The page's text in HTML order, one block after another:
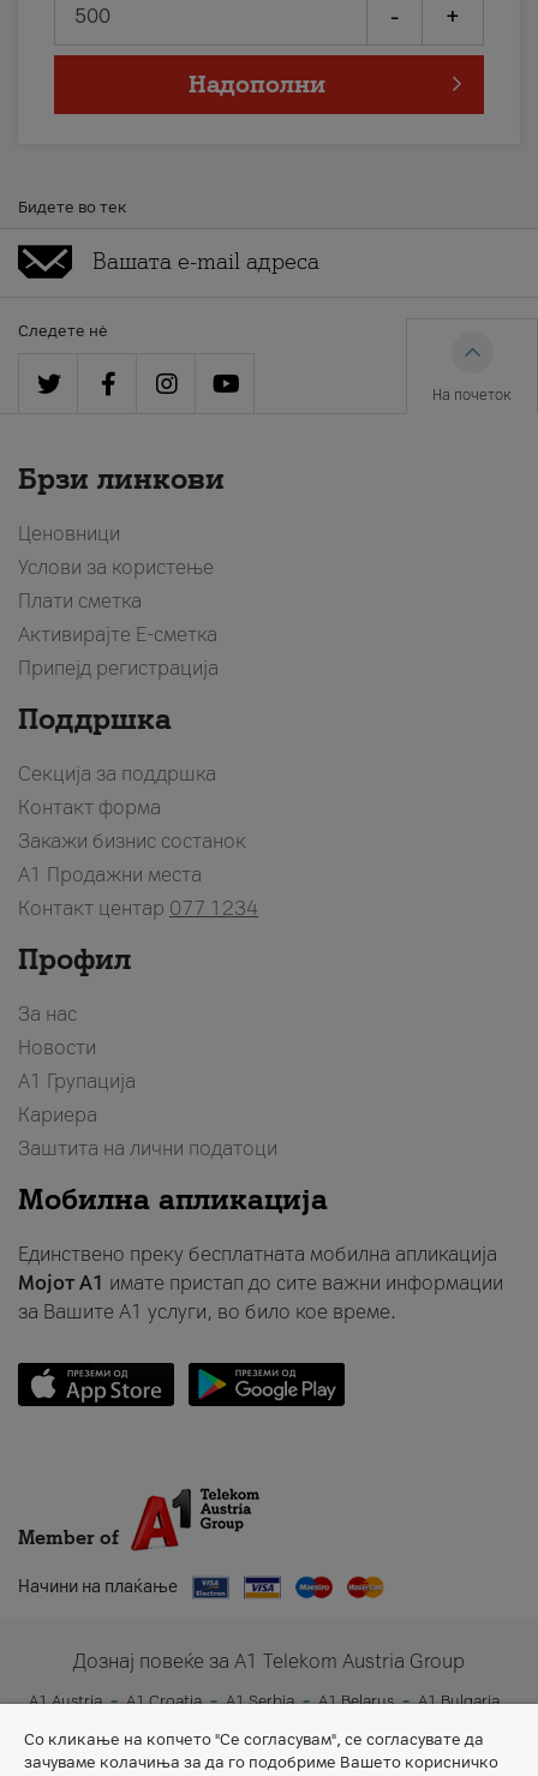
- +
Надополни
Бидете во тек
Следете нè
На почеток
Брзи линкови
Ценовници
Услови за користење
Плати сметка
Активирајте Е-сметка
Припејд регистрација
Поддршка
Секција за поддршка
Контакт форма
Закажи бизнис состанок
A1 Продажни места
Контакт центар 077 1234
Профил
За нас
Новости
А1 Групација
Кариера
Заштита на лични податоци
Мобилна апликација
Единствено преку бесплатната мобилна апликација
Мојот A1 имате пристап до сите важни информации
за Вашите A1 услуги, во било кое време.
Member of
Начини на плаќање
Дознај повеќе за A1 Telekom Austria Group
A1 Austria A1 Croatia A1 Serbia A1 Belarus
A1 Bulgaria
A1 Slovenia
A1 Digital
Со кликање на копчето "Се согласувам", се согласувате да
зачуваме колачиња за да го подобриме Вашето корисничко